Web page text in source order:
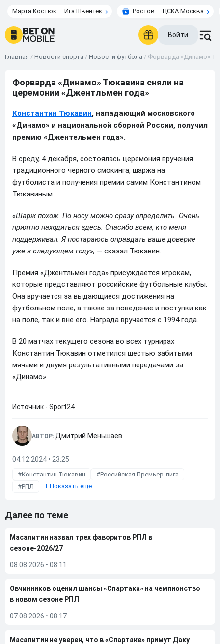
Марта Костюк — Ига Швентек Ростов — ЦСКА Москва
Войти
Главная / Новости спорта / Новости футбола / Форварда «Динамо»
Форварда «Динамо» Тюкавина сняли на
церемонии «Джентльмен года»
Константин Тюкавин, нападающий московского
«Динамо» и национальной сборной России, получил
премию «Джентельмен года».
В среду, 4 декабря, состоялась церемония вручения
традиционного черного смокинга, шаржа на
футболиста и получения премии самим Константином
Тюкавиным.
«Шарж похож. По носу можно сразу определить. Очень
приятно находиться здесь. Спасибо всем, кто меня
поддерживал. Я постараюсь оправдать ваше доверие
уже в следующем году», — сказал Тюкавин.
Премия «Джентльмен года» присуждается игрокам,
которые представляют российские футбольные клубы.
Она вручается за выдающиеся достижения на
футбольном поле, а также за поведение и поступки как
на поле, так и вне его. Награда вручается с 1994 года.
В 20 матчах текущего сезона во всех турнирах
Константин Тюкавин отметился шестью забитыми
мячами и двумя результативными передачами за
«Динамо».
Источник - Sport24
АВТОР: Дмитрий Меньшаев
04.12.2024 • 23:25
Константин Тюкавин
Российская Премьер-лига
РПЛ
+ Показать ещё
Далее по теме
Масалитин назвал трех фаворитов РПЛ в
сезоне-2026/27
08.08.2026 • 08:11
Овчинников оценил шансы «Спартака» на чемпионство
в новом сезоне РПЛ
07.08.2026 • 08:17
Масалитин не уверен, что в «Спартаке» примут Даку